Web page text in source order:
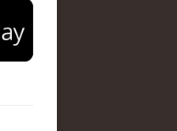
store.png